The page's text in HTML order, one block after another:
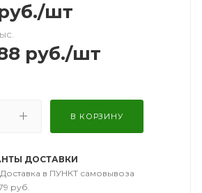
/шт
руб./шт
В КОРЗИНУ
ДОСТАВКИ
в ПУНКТ самовывоза
руб.